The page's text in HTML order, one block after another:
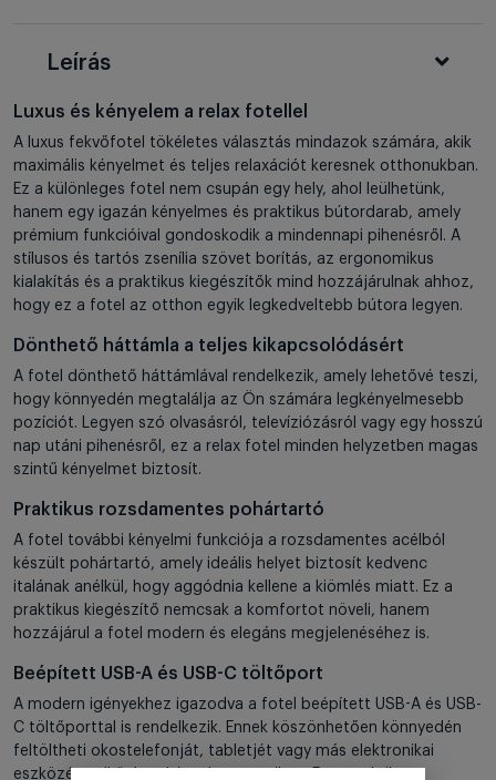
Leírás
Luxus és kényelem a relax fotellel
A luxus fekvőfotel tökéletes választás mindazok számára, akik
maximális kényelmet és teljes relaxációt keresnek otthonukban.
Ez a különleges fotel nem csupán egy hely, ahol leülhetünk,
hanem egy igazán kényelmes és praktikus bútordarab, amely
prémium funkcióival gondoskodik a mindennapi pihenésről. A
stílusos és tartós zsenília szövet borítás, az ergonomikus
kialakítás és a praktikus kiegészítők mind hozzájárulnak ahhoz,
hogy ez a fotel az otthon egyik legkedveltebb bútora legyen.
Dönthető háttámla a teljes kikapcsolódásért
A fotel dönthető háttámlával rendelkezik, amely lehetővé teszi,
hogy könnyedén megtalálja az Ön számára legkényelmesebb
pozíciót. Legyen szó olvasásról, televíziózásról vagy egy hosszú
nap utáni pihenésről, ez a relax fotel minden helyzetben magas
szintű kényelmet biztosít.
Praktikus rozsdamentes pohártartó
A fotel további kényelmi funkciója a rozsdamentes acélból
készült pohártartó, amely ideális helyet biztosít kedvenc
italának anélkül, hogy aggódnia kellene a kiömlés miatt. Ez a
praktikus kiegészítő nemcsak a komfortot növeli, hanem
hozzájárul a fotel modern és elegáns megjelenéséhez is.
Beépített USB-A és USB-C töltőport
A modern igényekhez igazodva a fotel beépített USB-A és USB-
C töltőporttal is rendelkezik. Ennek köszönhetően könnyedén
feltöltheti okostelefonját, tabletjét vagy más elektronikai
eszközét, miközben kényelmesen pihen. Ez a praktikus